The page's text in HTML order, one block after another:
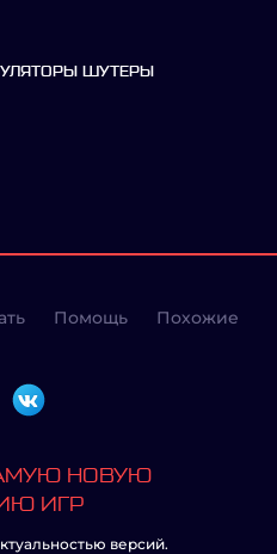
ШУТЕРЫ
Помощь Похожие
НОВУЮ
ИГР
версий.